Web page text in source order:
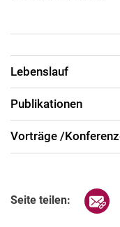
Lebenslauf
Publikationen
Vorträge /
Seite teilen: